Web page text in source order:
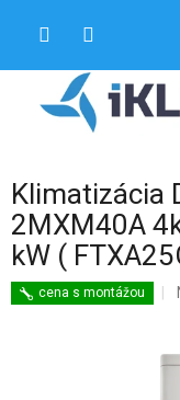
Klimatizácia
2MXM40A
kW (
cena s montážou